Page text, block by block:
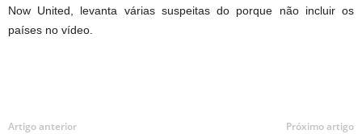
Now United, levanta várias suspeitas do porque não incluir os
países no vídeo.
Artigo anterior Próximo artigo